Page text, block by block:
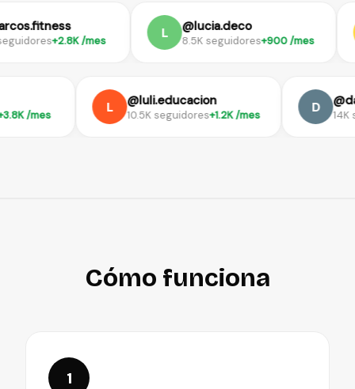
+2.8K /mes
L @lucia.deco
8.5K seguidores+900 /mes
B
+3.8K /mes
L @luli.educacion
10.5K seguidores+1.2K /mes
D
Cómo funciona
1